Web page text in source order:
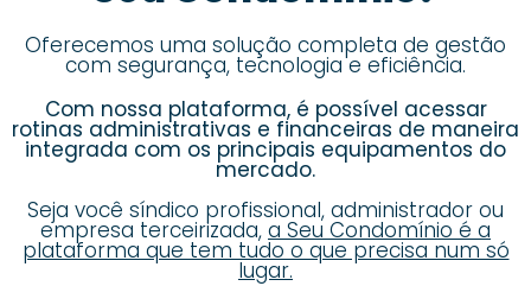
Oferecemos uma solução completa de gestão
com segurança, tecnologia e eficiência.
Com nossa plataforma, é possível acessar
rotinas administrativas e financeiras de maneira
integrada com os principais equipamentos do
mercado.
Seja você síndico profissional, administrador ou
empresa terceirizada, a Seu Condomínio é a
plataforma que tem tudo o que precisa num só
lugar.